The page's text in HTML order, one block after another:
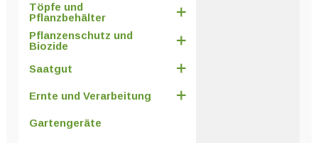
Töpfe und
Pflanzbehälter
Pflanzenschutz und
Biozide
Saatgut
Ernte und Verarbeitung
Gartengeräte